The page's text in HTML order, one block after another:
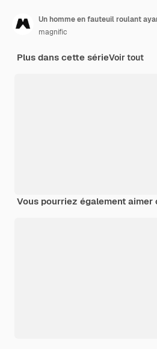
magnific
Plus dans cette sérieVoir tout
Vous pourriez également aimer